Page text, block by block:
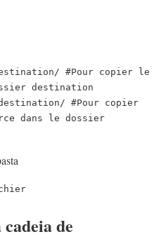
#Pour copier le
destination
#Pour copier
dans le dossier
de